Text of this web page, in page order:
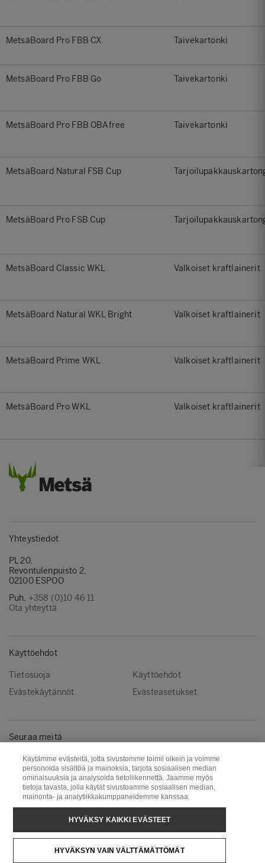
MetsäBoard Pro FBB CX Taivekartonki
MetsäBoard Pro FBB Go Taivekartonki
MetsäBoard Pro FBB OBAfree Taivekartonki
MetsäBoard Natural FSB Cup
MetsäBoard Pro FSB Cup
MetsäBoard Classic WKL Valkoiset kraftlainerit
MetsäBoard Natural WKL Bright Valkoiset kraftlainerit
MetsäBoard Prime WKL Valkoiset kraftlainerit
MetsäBoard Pro WKL Valkoiset kraftlainerit
Yhteystiedot
PL 20,
Revontulenpuisto 2,
02100 ESPOO
Puh. +358 (0)10 46 11
Ota yhteyttä
Käyttöehdot
Tietosuoja
Käyttöehdot
Evästekäytännöt
Evästeasetukset
Seuraa meitä
Instagram
LinkedIn
YouTube
Puunhankinta
Metsä Wood
Metsä Fibre
Metsä Tissue
Metsä Spring
Käytämme evästeitä, jotta sivustomme toimii oikein ja voimme
personoida sisältöä ja mainoksia, tarjota sosiaalisen median
ominaisuuksia ja analysoida tietoliikennettä. Jaamme myös
tietoja tavasta, jolla käytät sivustoamme sosiaalisen median,
mainonta- ja analytiikkakumppaneidemme kanssaa.
HYVÄKSYN VAIN VÄLTTÄMÄTTÖMÄT
HYVÄKSY KAIKKI EVÄSTEET